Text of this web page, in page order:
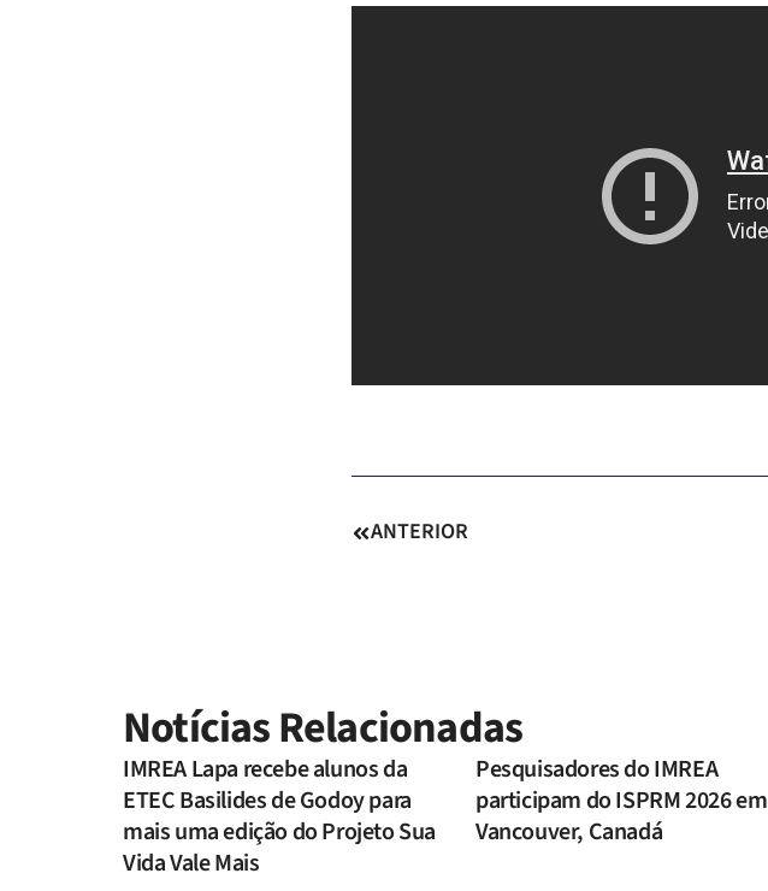
ANTERIOR
Notícias Relacionadas
IMREA Lapa recebe alunos da
ETEC Basilides de Godoy para
mais uma edição do Projeto Sua
Vida Vale Mais
Pesquisadores do IMREA
participam do ISPRM 2026 em
Vancouver, Canadá